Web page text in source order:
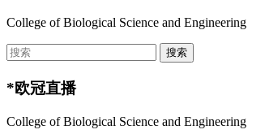
College of Biological Science and Engineering
*欧冠直播
College of Biological Science and Engineering